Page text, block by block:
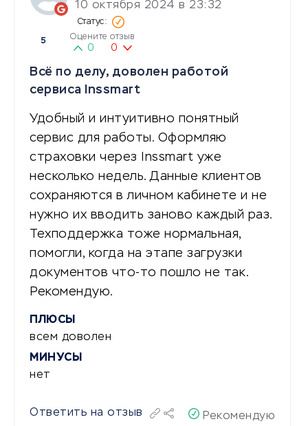
10 октября 2024 в 23:32
5 Оцените отзыв
0 0
Всё по делу, доволен работой
сервиса Inssmart
Удобный и интуитивно понятный
сервис для работы. Оформляю
страховки через Inssmart уже
несколько недель. Данные клиентов
сохраняются в личном кабинете и не
нужно их вводить заново каждый раз.
Техподдержка тоже нормальная,
помогли, когда на этапе загрузки
документов что-то пошло не так.
Рекомендую.
ПЛЮСЫ
всем доволен
МИНУСЫ
нет
Ответить на отзыв Рекомендую